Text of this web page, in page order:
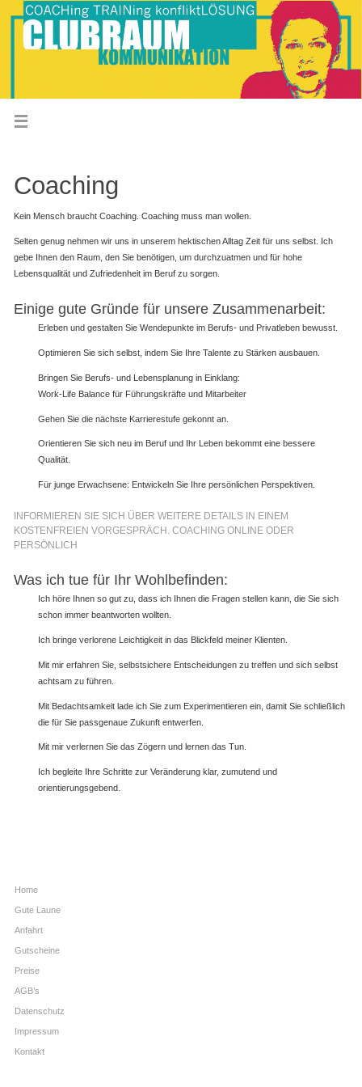
Coaching
Kein Mensch braucht Coaching. Coaching muss man wollen.
Selten genug nehmen wir uns in unserem hektischen Alltag Zeit für uns selbst. Ich
gebe Ihnen den Raum, den Sie benötigen, um durchzuatmen und für hohe
Lebensqualität und Zufriedenheit im Beruf zu sorgen.
Einige gute Gründe für unsere Zusammenarbeit:
Erleben und gestalten Sie Wendepunkte im Berufs- und Privatleben bewusst.
Optimieren Sie sich selbst, indem Sie Ihre Talente zu Stärken ausbauen.
Bringen Sie Berufs- und Lebensplanung in Einklang:
Work-Life Balance für Führungskräfte und Mitarbeiter
Gehen Sie die nächste Karrierestufe gekonnt an.
Orientieren Sie sich neu im Beruf und Ihr Leben bekommt eine bessere
Qualität.
Für junge Erwachsene: Entwickeln Sie Ihre persönlichen Perspektiven.
INFORMIEREN SIE SICH ÜBER WEITERE DETAILS IN EINEM
KOSTENFREIEN VORGESPRÄCH. COACHING ONLINE ODER
PERSÖNLICH
Was ich tue für Ihr Wohlbefinden:
Ich höre Ihnen so gut zu, dass ich Ihnen die Fragen stellen kann, die Sie sich
schon immer beantworten wollten.
Ich bringe verlorene Leichtigkeit in das Blickfeld meiner Klienten.
Mit mir erfahren Sie, selbstsichere Entscheidungen zu treffen und sich selbst
achtsam zu führen.
Mit Bedachtsamkeit lade ich Sie zum Experimentieren ein, damit Sie schließlich
die für Sie passgenaue Zukunft entwerfen.
Mit mir verlernen Sie das Zögern und lernen das Tun.
Ich begleite Ihre Schritte zur Veränderung klar, zumutend und
orientierungsgebend.
Home
Gute Laune
Anfahrt
Gutscheine
Preise
AGB’s
Datenschutz
Impressum
Kontakt